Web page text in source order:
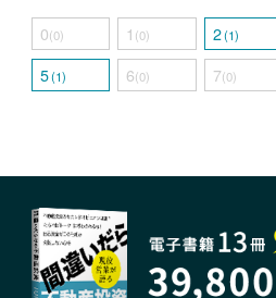
0(0) 1 (0) 2(1)
5(1) 6(0) 7(0)